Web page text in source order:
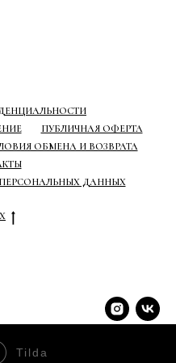
ПУБЛИЧНАЯ ОФЕРТА
ОБМЕНА И ВОЗВРАТА
ДАННЫХ
Tilda